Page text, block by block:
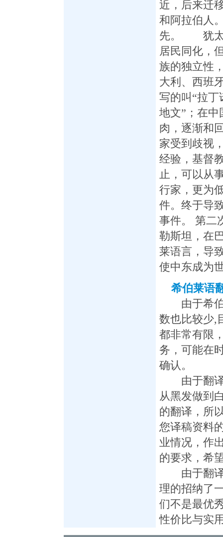
近，后来迁
和阿拉伯人
先。 犹太
居民同化，
族的独立性
大利、西班
写的叫“拉丁
地文”；在
肉，逐渐和
家受到歧视
经验，基督
止，可以从
行家，更为
件。终于导
事件。 第二
勒斯坦，在
莱语言，导
使中东成为
希伯莱语
由于希伯
数也比较少,
都非常有限
务，可能在
确认。
由于翻译
从黑发做到
的翻译，所
您译稿资料
业情况，作
的要求，希
由于翻译
理的招纳了
们不是最优
性价比与实